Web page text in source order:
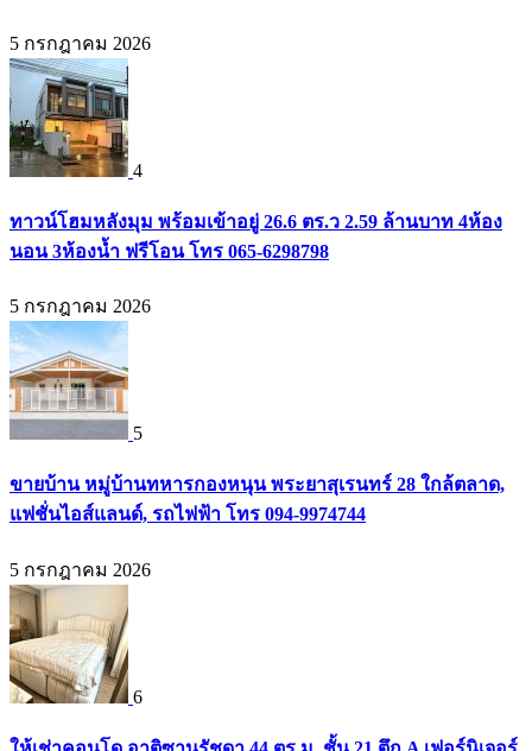
5 กรกฎาคม 2026
4
ทาวน์โฮมหลังมุม พร้อมเข้าอยู่ 26.6 ตร.ว 2.59 ล้านบาท 4ห้อง
นอน 3ห้องน้ำ ฟรีโอน โทร 065-6298798
5 กรกฎาคม 2026
5
ขายบ้าน หมู่บ้านทหารกองหนุน พระยาสุเรนทร์ 28 ใกล้ตลาด,
แฟชั่นไอส์แลนด์, รถไฟฟ้า โทร 094-9974744
5 กรกฎาคม 2026
6